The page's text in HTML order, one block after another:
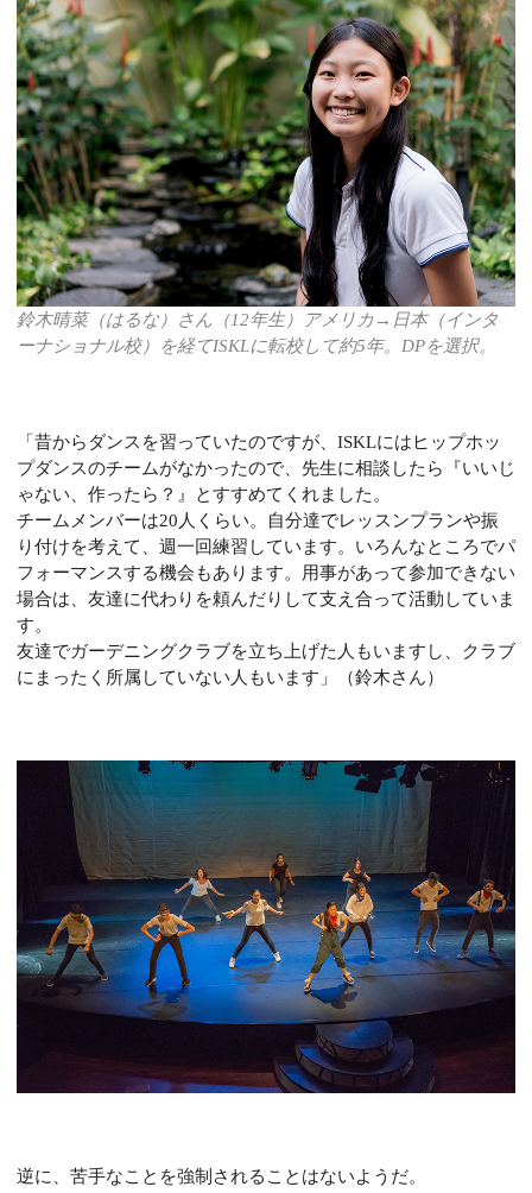
鈴木晴菜（はるな）さん（12年生）アメリカ→日本（インタ
ーナショナル校）を経てISKLに転校して約5年。DPを選択。
「昔からダンスを習っていたのですが、 ISKLにはヒップホッ
プダンスのチームがなかったので、先生に相談したら『いいじ
ゃない、作ったら？』とすすめてくれました。
チームメンバーは20人くらい。自分達でレッスンプランや振
り付けを考えて、週一回練習しています。いろんなところでパ
フォーマンスする機会もあります。用事があって参加できない
場合は、友達に代わりを頼んだりして支え合って活動していま
す。
友達でガーデニングクラブを立ち上げた人もいますし、クラブ
にまったく所属していない人もいます」（鈴木さん）
逆に、苦手なことを強制されることはないようだ。